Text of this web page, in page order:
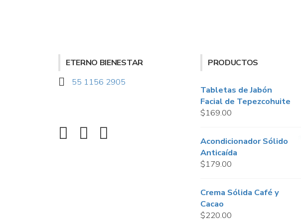
ETERNO BIENESTAR
55 1156 2905
PRODUCTOS
Tabletas de Jabón
Facial de Tepezcohuite
$169.00
Acondicionador Sólido
Anticaída
$179.00
Crema Sólida Café y
Cacao
$220.00